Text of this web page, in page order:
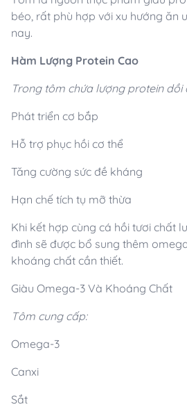
béo, rất phù hợp với xu hướng ăn
nay.
Hàm Lượng Protein Cao
Trong tôm chứa lượng protein dồi
Phát triển cơ bắp
Hỗ trợ phục hồi cơ thể
Tăng cường sức đề kháng
Hạn chế tích tụ mỡ thừa
Khi kết hợp cùng cá hồi tươi chất
đình sẽ được bổ sung thêm
khoáng chất cần thiết.
Giàu Omega-3 Và Khoáng Chất
Tôm cung cấp:
Omega-3
Canxi
Sắt